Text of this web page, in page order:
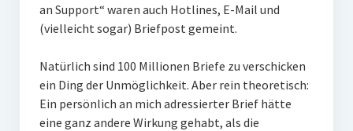
an Support“ waren auch Hotlines, E-Mail und
(vielleicht sogar) Briefpost gemeint.
Natürlich sind 100 Millionen Briefe zu verschicken
ein Ding der Unmöglichkeit. Aber rein theoretisch:
Ein persönlich an mich adressierter Brief hätte
eine ganz andere Wirkung gehabt, als die